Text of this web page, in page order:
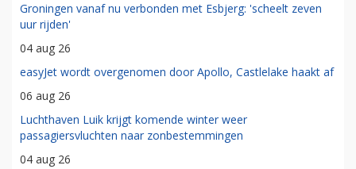
Groningen vanaf nu verbonden met Esbjerg: 'scheelt zeven
uur rijden'
04 aug 26
easyJet wordt overgenomen door Apollo, Castlelake haakt af
06 aug 26
Luchthaven Luik krijgt komende winter weer
passagiersvluchten naar zonbestemmingen
04 aug 26